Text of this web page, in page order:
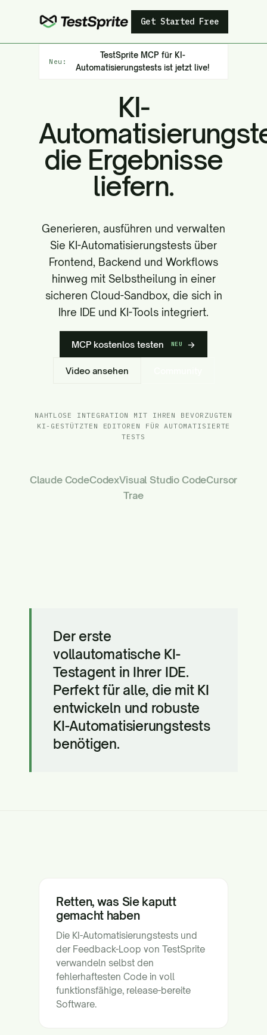
Get Started Free
Neu:
TestSprite MCP für KI-
Automatisierungstests ist jetzt live!
KI-
die Ergebnisse
liefern.
Generieren, ausführen und verwalten
Sie KI-Automatisierungstests über
Frontend, Backend und Workflows
hinweg mit Selbstheilung in einer
sicheren Cloud-Sandbox, die sich in
Ihre IDE und KI-Tools integriert.
MCP kostenlos testen NEU →
Video ansehen
NAHTLOSE INTEGRATION MIT IHREN BEVORZUGTEN
KI-GESTÜTZTEN EDITOREN FÜR AUTOMATISIERTE
TESTS
Claude CodeCodexVisual Studio CodeCursor
Trae
Der erste
vollautomatische KI-
Testagent in Ihrer IDE.
Perfekt für alle, die mit KI
entwickeln und robuste
KI-Automatisierungstests
benötigen.
Retten, was Sie kaputt
gemacht haben
Die KI-Automatisierungstests und
der Feedback-Loop von TestSprite
verwandeln selbst den
fehlerhaftesten Code in voll
funktionsfähige, release-bereite
Software.